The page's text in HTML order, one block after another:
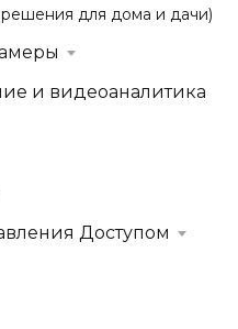
для дома и дачи)
и видеоаналитика
Доступом